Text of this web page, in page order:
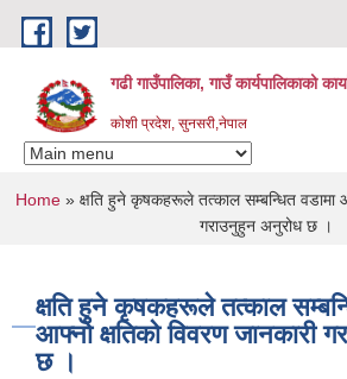
Skip to main content
गढी गाउँपालिका, गाउँ कार्यपालिकाको
कोशी प्रदेश, सुनसरी,नेपाल
You are here
Home» क्षति हुने कृषकहरूले तत्काल सम्बन्धित वडामा
गराउनुहुन अनुरोध छ ।
क्षति हुने कृषकहरूले तत्काल
आफ्नो क्षतिको विवरण जानकारी
छ ।